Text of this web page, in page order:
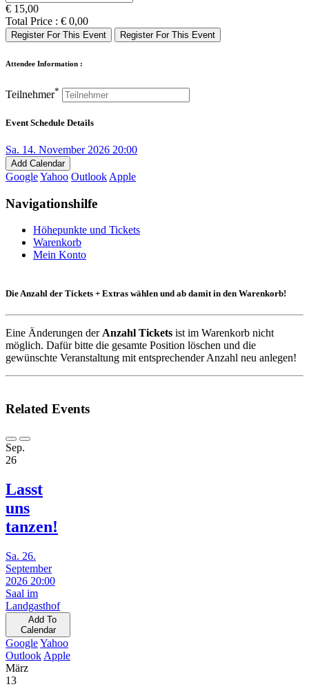
€ 15,00
Total Price : € 0,00
Register For This Event Register For This Event
Attendee Information :
Teilnehmer*
Event Schedule Details
Sa. 14. November 2026 20:00
Add Calendar
GoogleYahoo Outlook Apple
Navigationshilfe
Höhepunkte und Tickets
Warenkorb
Mein Konto
Die Anzahl der Tickets + Extras wählen und ab damit in den Warenkorb!
Eine Änderungen der Anzahl Tickets ist im Warenkorb nicht
möglich. Dafür bitte die gesamte Position löschen und die
gewünschte Veranstaltung mit entsprechender Anzahl neu anlegen!
Related Events
Sep.
26
Lasst
uns
tanzen!
Sa. 26.
September
2026 20:00
Saal im
Landgasthof
Add To
Calendar
GoogleYahoo
Outlook Apple
März
13